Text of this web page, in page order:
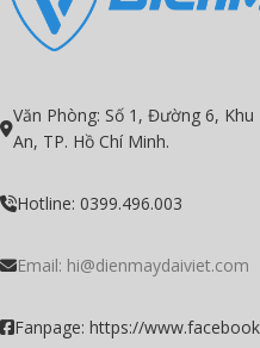
Hỗ trợ điều khiển tivi bằng điện
thoại qua ứng dụng SmartThings.
Công nghệ HDR hoàn hảo trong
Văn Phòng: Số 1, Đường 6,
An, TP. Hồ Chí Minh.
Hotline: 0399.496.003
Email: hi@dienmaydaiviet.com
Fanpage: https://